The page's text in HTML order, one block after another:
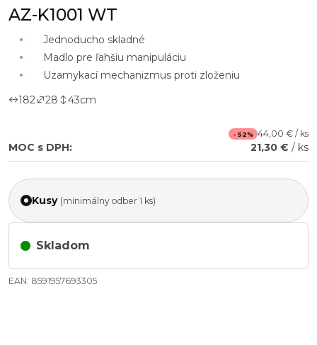
AZ-K1001 WT
Jednoducho skladné
Madlo pre ľahšiu manipuláciu
Uzamykací mechanizmus proti zloženiu
182
28 43cm
- 52% 44,00 € / ks
MOC s DPH: 21,30 € / ks
Kusy (minimálny odber 1 ks)
Skladom
EAN: 8591957693305